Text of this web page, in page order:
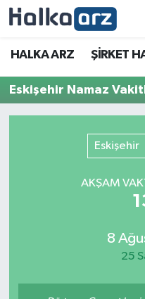
HALKA ARZ ŞİRKET
Eskişehir Namaz
Eskişehir
AKŞAM
8
25
HALKA ARZ
SERMAYE
TEMETTÜ